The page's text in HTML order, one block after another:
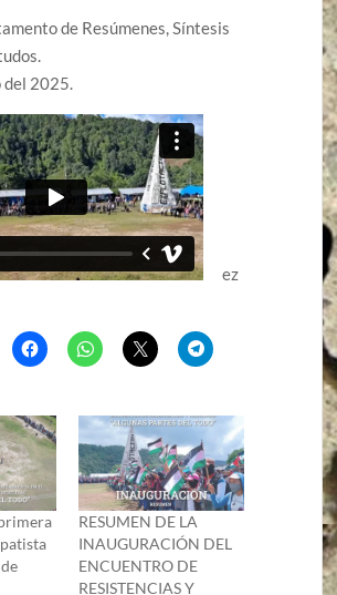
de Resúmenes, Síntesis
del 2025.
ez
RESUMEN DE LA
INAUGURACIÓN DEL
ENCUENTRO DE
RESISTENCIAS Y